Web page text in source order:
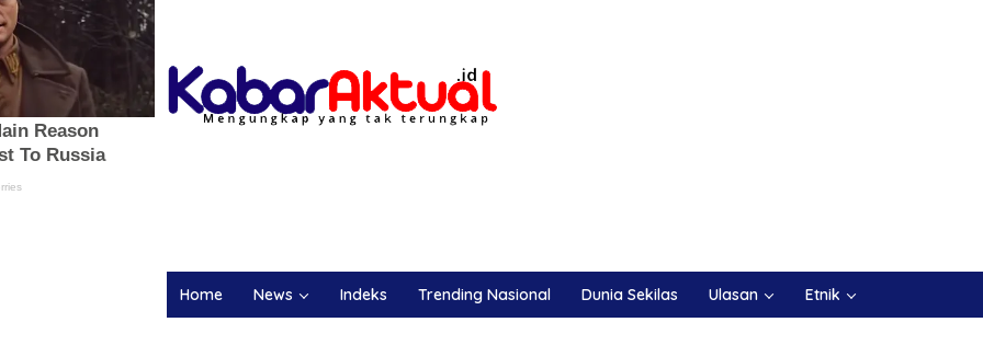
Home News Indeks Trending Nasional Dunia Sekilas Ulasan Etnik